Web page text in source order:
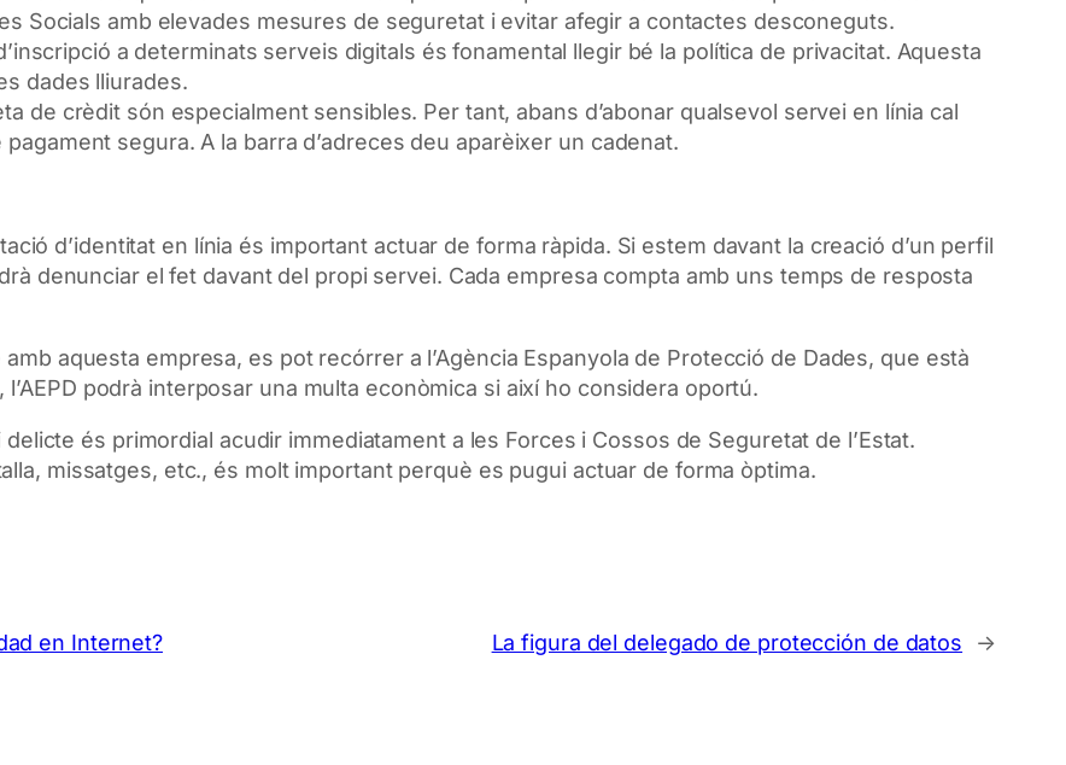
Socials amb elevades mesures de seguretat i evitar afegir a contactes desconeguts.
a determinats serveis digitals és fonamental llegir bé la política de privacitat. Aquesta
dades lliurades.
de crèdit són especialment sensibles. Per tant, abans d’abonar qualsevol servei en línia cal
segura. A la barra d’adreces deu aparèixer un cadenat.
d’identitat en línia és important actuar de forma ràpida. Si estem davant la creació d’un perfil
denunciar el fet davant del propi servei. Cada empresa compta amb uns temps de resposta
aquesta empresa, es pot recórrer a l’Agència Espanyola de Protecció de Dades, que està
AEPD podrà interposar una multa econòmica si així ho considera oportú.
és primordial acudir immediatament a les Forces i Cossos de Seguretat de l’Estat.
missatges, etc., és molt important perquè es pugui actuar de forma òptima.
en Internet? La figura del delegado de protección de datos →